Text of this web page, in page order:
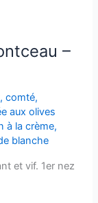
–
,comté,
aux olives
à la crème,
blanche
et vif. 1er nez